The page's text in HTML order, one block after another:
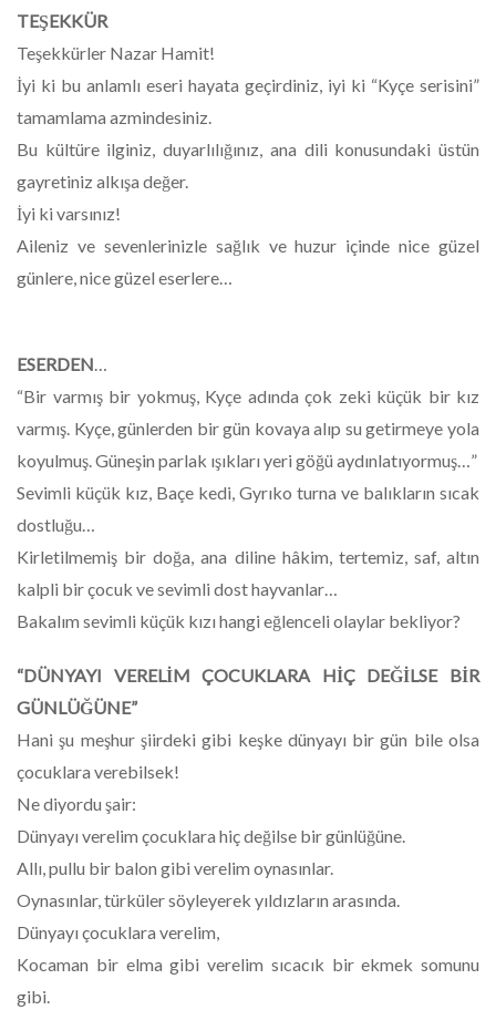
TEŞEKKÜR
Teşekkürler Nazar Hamit!
İyi ki bu anlamlı eseri hayata geçirdiniz, iyi ki “Kyçe serisini”
tamamlama azmindesiniz.
Bu kültüre ilginiz, duyarlılığınız, ana dili konusundaki üstün
gayretiniz alkışa değer.
İyi ki varsınız!
Aileniz ve sevenlerinizle sağlık ve huzur içinde nice güzel
günlere, nice güzel eserlere…
ESERDEN…
“Bir varmış bir yokmuş, Kyçe adında çok zeki küçük bir kız
varmış. Kyçe, günlerden bir gün kovaya alıp su getirmeye yola
koyulmuş. Güneşin parlak ışıkları yeri göğü aydınlatıyormuş…”
Sevimli küçük kız, Baçe kedi, Gyrıko turna ve balıkların sıcak
dostluğu…
Kirletilmemiş bir doğa, ana diline hâkim, tertemiz, saf, altın
kalpli bir çocuk ve sevimli dost hayvanlar…
Bakalım sevimli küçük kızı hangi eğlenceli olaylar bekliyor?
“DÜNYAYI VERELİM ÇOCUKLARA HİÇ DEĞİLSE BİR
GÜNLÜĞÜNE”
Hani şu meşhur şiirdeki gibi keşke dünyayı bir gün bile olsa
çocuklara verebilsek!
Ne diyordu şair:
Dünyayı verelim çocuklara hiç değilse bir günlüğüne.
Allı, pullu bir balon gibi verelim oynasınlar.
Oynasınlar, türküler söyleyerek yıldızların arasında.
Dünyayı çocuklara verelim,
Kocaman bir elma gibi verelim sıcacık bir ekmek somunu
gibi.